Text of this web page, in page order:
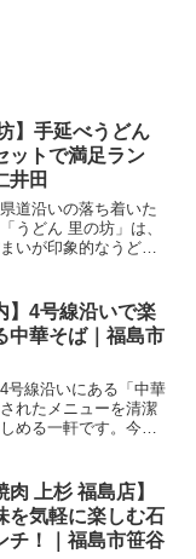
】手延べうどん
ットで満足ラン
井田
道沿いの落ち着いた
うどん 里の坊」は、
いが印象的なうどん
お店です。今回は、
ざる...
】4号線沿いで楽
中華そば｜福島市
号線沿いにある「中華
れたメニューを清潔
める一軒です。今回
F...
肉 上杉 福島店】
を気軽に楽しむ石
チ！｜福島市笹谷